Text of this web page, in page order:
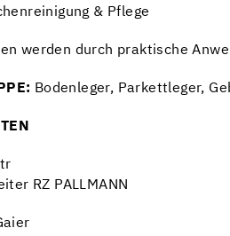
& Pflege
werden durch praktische
Bodenleger, Parkettleger,
RZ PALLMANN